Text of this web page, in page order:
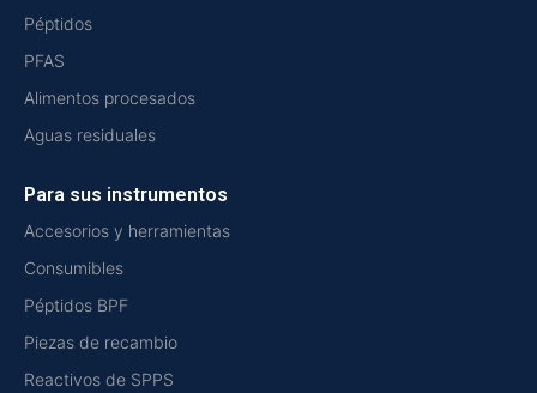
Péptidos
PFAS
Alimentos procesados
Aguas residuales
Para sus instrumentos
Accesorios y herramientas
Consumibles
Péptidos BPF
Piezas de recambio
Reactivos de SPPS